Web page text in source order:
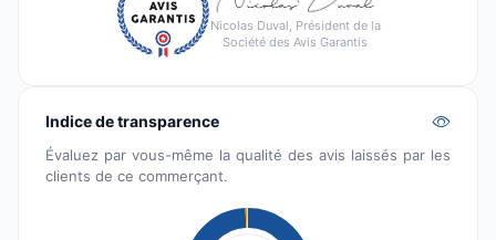
Nicolas Duval, Président de la
Société des Avis Garantis
Indice de transparence
Évaluez par vous-même la qualité des avis laissés par les
clients de ce commerçant.